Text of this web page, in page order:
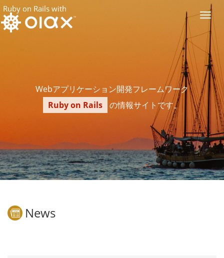
Ruby on Rails with
Webアプリケーション開発フレームワーク
Ruby on Rails
の情報サイトです。
News